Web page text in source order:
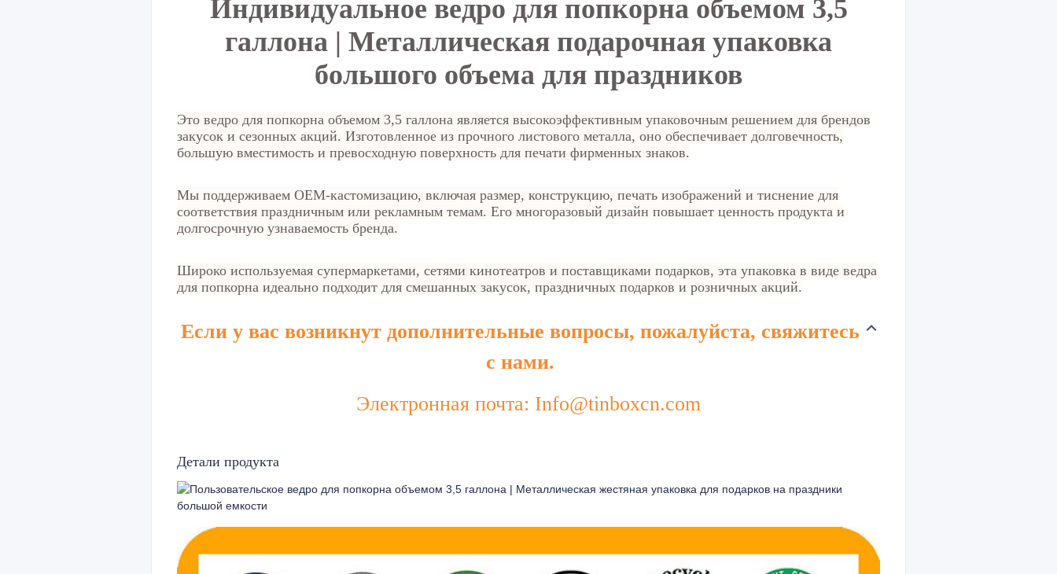
Индивидуальное ведро для попкорна объемом 3,5
галлона | Металлическая подарочная упаковка
большого объема для праздников
Это ведро для попкорна объемом 3,5 галлона является высокоэффективным упаковочным решением для брендов
закусок и сезонных акций. Изготовленное из прочного листового металла, оно обеспечивает долговечность,
большую вместимость и превосходную поверхность для печати фирменных знаков.
Мы поддерживаем OEM-кастомизацию, включая размер, конструкцию, печать изображений и тиснение для
соответствия праздничным или рекламным темам. Его многоразовый дизайн повышает ценность продукта и
долгосрочную узнаваемость бренда.
Широко используемая супермаркетами, сетями кинотеатров и поставщиками подарков, эта упаковка в виде ведра
для попкорна идеально подходит для смешанных закусок, праздничных подарков и розничных акций.
Если у вас возникнут дополнительные вопросы, пожалуйста, свяжитесь
с нами.
Электронная почта: Info@tinboxcn.com
Детали продукта